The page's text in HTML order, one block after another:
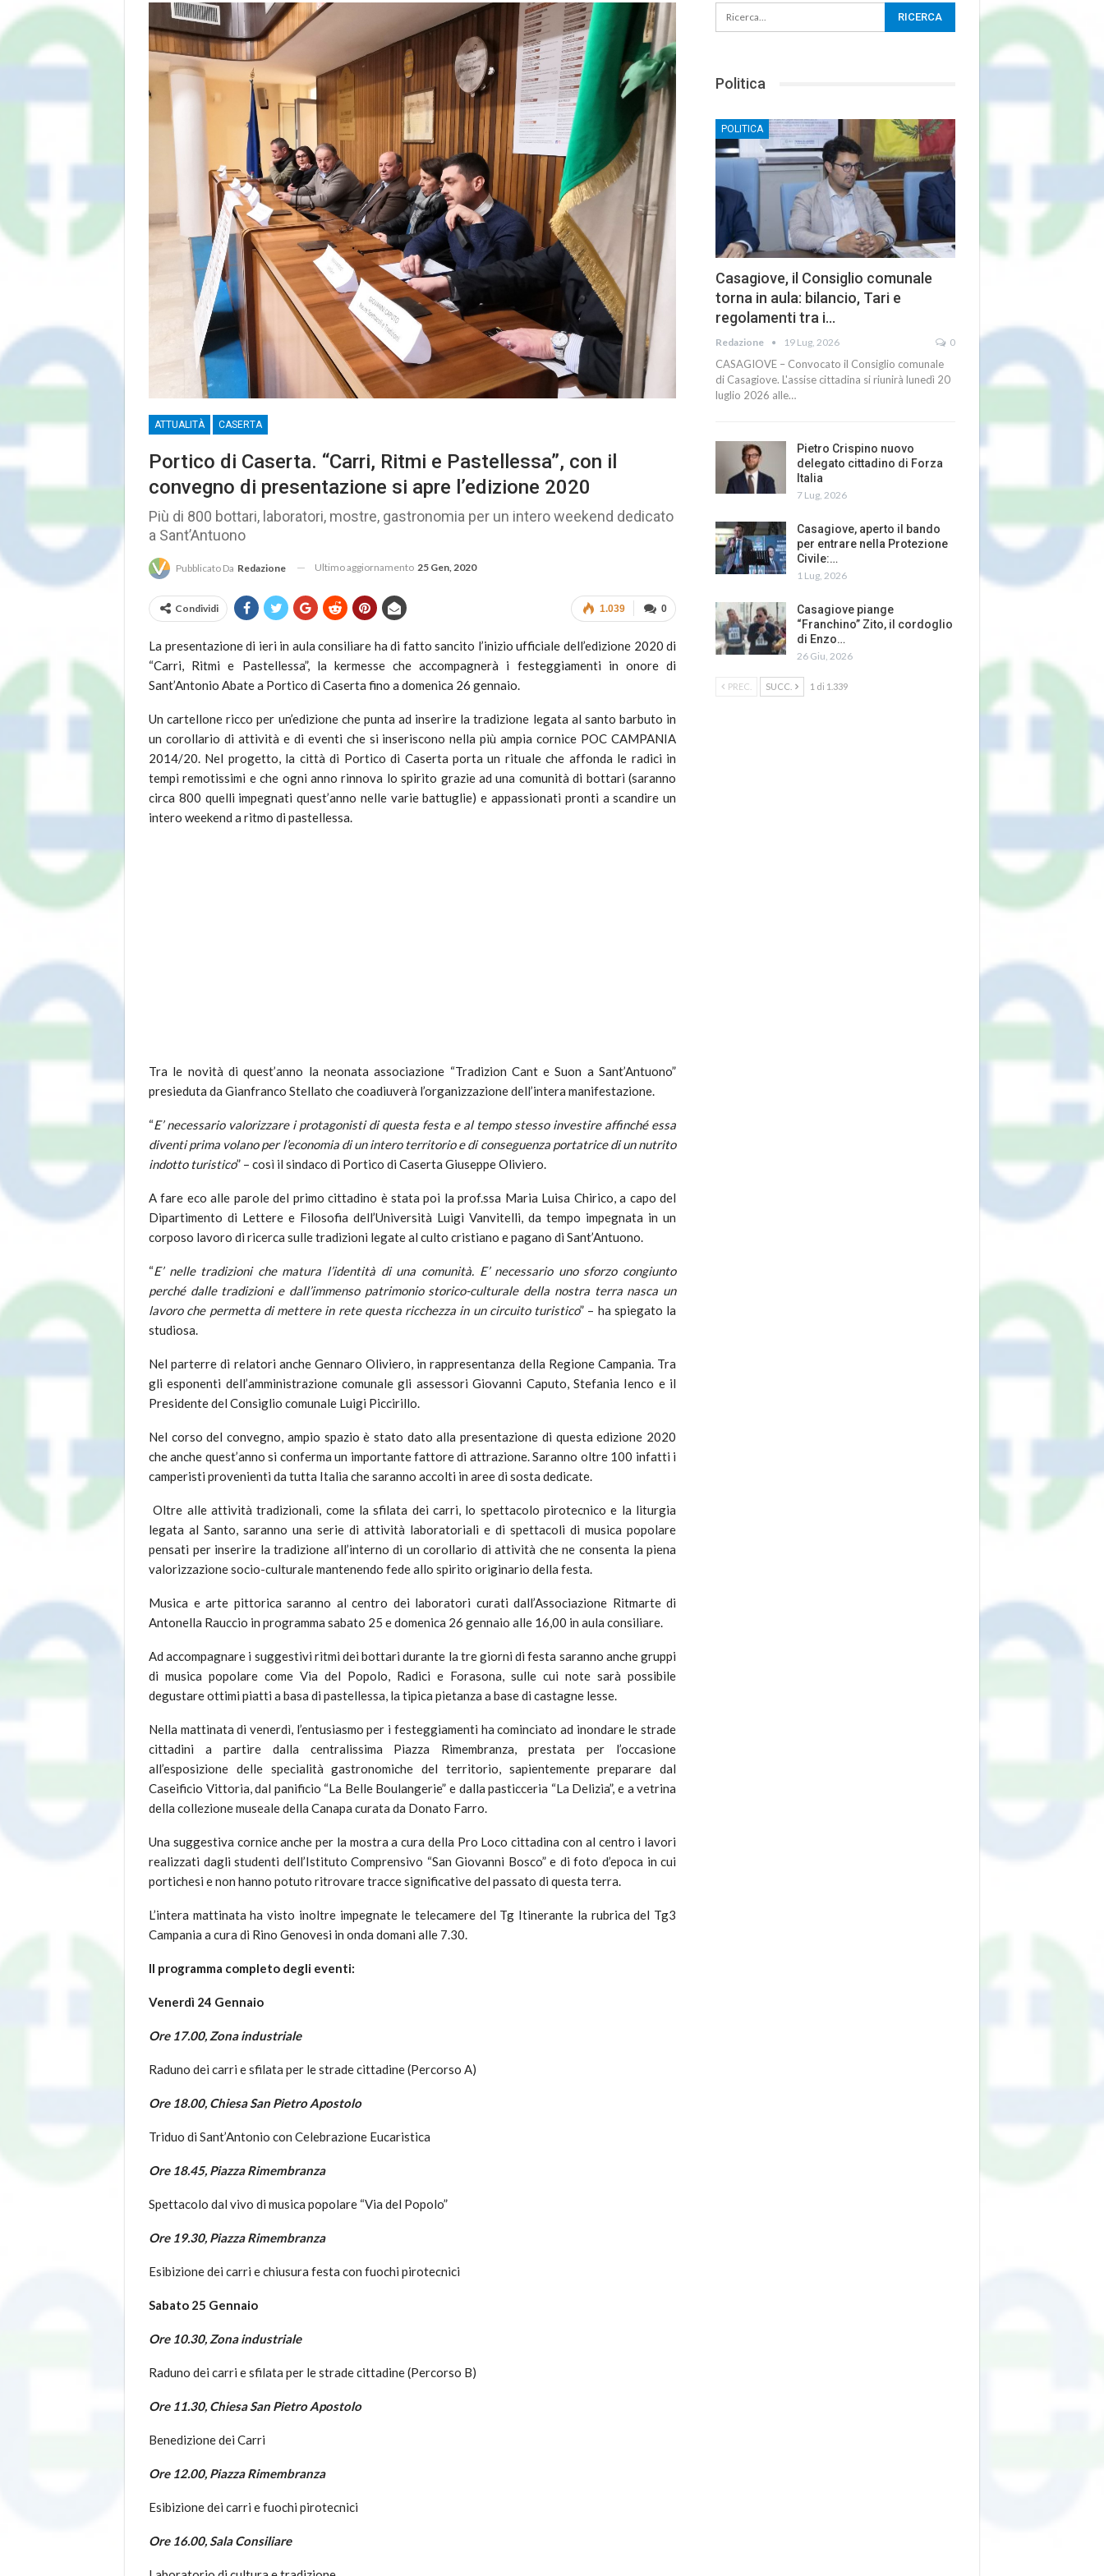
ATTUALITÀ CASERTA
Portico di Caserta. “Carri, Ritmi e Pastellessa”, con il
convegno di presentazione si apre l’edizione 2020
Più di 800 bottari, laboratori, mostre, gastronomia per un intero weekend dedicato
a Sant’Antuono
Pubblicato Da Redazione Ultimo aggiornamento 25 Gen, 2020
0
1.039
Condividi
La presentazione di ieri in aula consiliare ha di fatto sancito l’inizio ufficiale dell’edizione 2020 di
“Carri, Ritmi e Pastellessa”, la kermesse che accompagnerà i festeggiamenti in onore di
Sant’Antonio Abate a Portico di Caserta fino a domenica 26 gennaio.
Un cartellone ricco per un’edizione che punta ad inserire la tradizione legata al santo barbuto in
un corollario di attività e di eventi che si inseriscono nella più ampia cornice POC CAMPANIA
2014/20. Nel progetto, la città di Portico di Caserta porta un rituale che affonda le radici in
tempi remotissimi e che ogni anno rinnova lo spirito grazie ad una comunità di bottari (saranno
circa 800 quelli impegnati quest’anno nelle varie battuglie) e appassionati pronti a scandire un
intero weekend a ritmo di pastellessa.
Tra le novità di quest’anno la neonata associazione “Tradizion Cant e Suon a Sant’Antuono”
presieduta da Gianfranco Stellato che coadiuverà l’organizzazione dell’intera manifestazione.
“E’ necessario valorizzare i protagonisti di questa festa e al tempo stesso investire affinché essa
diventi prima volano per l’economia di un intero territorio e di conseguenza portatrice di un nutrito
indotto turistico” – così il sindaco di Portico di Caserta Giuseppe Oliviero.
A fare eco alle parole del primo cittadino è stata poi la prof.ssa Maria Luisa Chirico, a capo del
Dipartimento di Lettere e Filosofia dell’Università Luigi Vanvitelli, da tempo impegnata in un
corposo lavoro di ricerca sulle tradizioni legate al culto cristiano e pagano di Sant’Antuono.
“E’ nelle tradizioni che matura l’identità di una comunità. E’ necessario uno sforzo congiunto
perché dalle tradizioni e dall’immenso patrimonio storico-culturale della nostra terra nasca un
lavoro che permetta di mettere in rete questa ricchezza in un circuito turistico” – ha spiegato la
studiosa.
Nel parterre di relatori anche Gennaro Oliviero, in rappresentanza della Regione Campania. Tra
gli esponenti dell’amministrazione comunale gli assessori Giovanni Caputo, Stefania Ienco e il
Presidente del Consiglio comunale Luigi Piccirillo.
Nel corso del convegno, ampio spazio è stato dato alla presentazione di questa edizione 2020
che anche quest’anno si conferma un importante fattore di attrazione. Saranno oltre 100 infatti i
camperisti provenienti da tutta Italia che saranno accolti in aree di sosta dedicate.
Oltre alle attività tradizionali, come la sfilata dei carri, lo spettacolo pirotecnico e la liturgia
legata al Santo, saranno una serie di attività laboratoriali e di spettacoli di musica popolare
pensati per inserire la tradizione all’interno di un corollario di attività che ne consenta la piena
valorizzazione socio-culturale mantenendo fede allo spirito originario della festa.
Musica e arte pittorica saranno al centro dei laboratori curati dall’Associazione Ritmarte di
Antonella Rauccio in programma sabato 25 e domenica 26 gennaio alle 16,00 in aula consiliare.
Ad accompagnare i suggestivi ritmi dei bottari durante la tre giorni di festa saranno anche gruppi
di musica popolare come Via del Popolo, Radici e Forasona, sulle cui note sarà possibile
degustare ottimi piatti a basa di pastellessa, la tipica pietanza a base di castagne lesse.
Nella mattinata di venerdì, l’entusiasmo per i festeggiamenti ha cominciato ad inondare le strade
cittadini a partire dalla centralissima Piazza Rimembranza, prestata per l’occasione
all’esposizione delle specialità gastronomiche del territorio, sapientemente preparare dal
Caseificio Vittoria, dal panificio “La Belle Boulangerie” e dalla pasticceria “La Delizia”, e a vetrina
della collezione museale della Canapa curata da Donato Farro.
Una suggestiva cornice anche per la mostra a cura della Pro Loco cittadina con al centro i lavori
realizzati dagli studenti dell’Istituto Comprensivo “San Giovanni Bosco” e di foto d’epoca in cui
portichesi e non hanno potuto ritrovare tracce significative del passato di questa terra.
L’intera mattinata ha visto inoltre impegnate le telecamere del Tg Itinerante la rubrica del Tg3
Campania a cura di Rino Genovesi in onda domani alle 7.30.
Il programma completo degli eventi:
Venerdì 24 Gennaio
Ore 17.00, Zona industriale
Raduno dei carri e sfilata per le strade cittadine (Percorso A)
Ore 18.00, Chiesa San Pietro Apostolo
Triduo di Sant’Antonio con Celebrazione Eucaristica
Ore 18.45, Piazza Rimembranza
Spettacolo dal vivo di musica popolare “Via del Popolo”
Ore 19.30, Piazza Rimembranza
Esibizione dei carri e chiusura festa con fuochi pirotecnici
Sabato 25 Gennaio
Ore 10.30, Zona industriale
Raduno dei carri e sfilata per le strade cittadine (Percorso B)
Ore 11.30, Chiesa San Pietro Apostolo
Benedizione dei Carri
Ore 12.00, Piazza Rimembranza
Esibizione dei carri e fuochi pirotecnici
Ore 16.00, Sala Consiliare
Politica
POLITICA
Casagiove, il Consiglio comunale
torna in aula: bilancio, Tari e
regolamenti tra i…
Redazione 19 Lug, 2026 0
CASAGIOVE – Convocato il Consiglio comunale
di Casagiove. L'assise cittadina si riunirà lunedì 20
luglio 2026 alle…
Pietro Crispino nuovo
delegato cittadino di Forza
Italia
7 Lug, 2026
Casagiove, aperto il bando
per entrare nella Protezione
Civile:…
1 Lug, 2026
Casagiove piange
“Franchino” Zito, il cordoglio
di Enzo…
26 Giu, 2026
PREC. SUCC. 1 di 1.339